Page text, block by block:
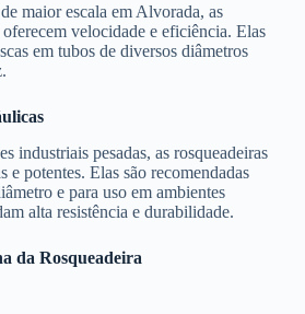
maior escala em Alvorada, as
velocidade e eficiência. Elas
em tubos de diversos diâmetros
industriais pesadas, as rosqueadeiras
e potentes. Elas são recomendadas
e para uso em ambientes
alta resistência e durabilidade.
da Rosqueadeira